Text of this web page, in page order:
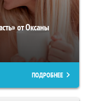
от Оксаны
ПОДРОБНЕЕ